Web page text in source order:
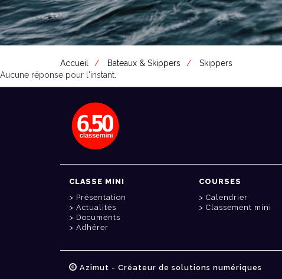
Accueil Bateaux & Skippers
Skippers
Aucune réponse pour l'instant.
CLASSE MINI
Présentation
Actualités
Documents
Adhérer
COURSES
Calendrier
Classement mini
Azimut - Créateur de solutions numériques